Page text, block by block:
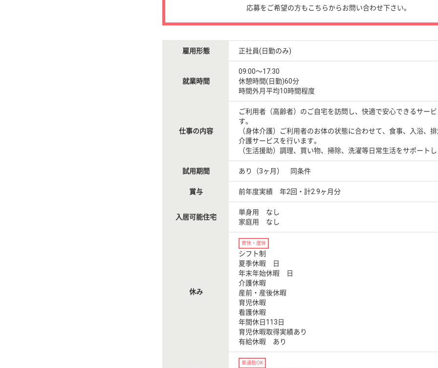
応募をご希望の方もこちらからお問い合わせ下さい。
雇用形態 正社員(日勤のみ)
就業時間
09:00〜17:30
休憩時間(日勤)60分
時間外月平均10時間程度
仕事の内容
ご利用者（高齢者）のご自宅を訪問し、快適で安心できるサー
す。
（身体介護）ご利用者のお体の状態に合わせて、食事、入浴、
介護サービスを行います。
（生活援助）調理、買い物、掃除、洗濯等日常生活をサポート
試用期間 あり（3ヶ月） 同条件
賞与 前年度実績 年2回・計2.9ヶ月分
入居可能住宅
単身用 なし
家庭用 なし
休み
育休・産休
シフト制
夏季休暇 日
年末年始休暇 日
介護休暇
産前・産後休暇
育児休暇
看護休暇
年間休日113日
育児休暇取得実績あり
有給休暇 あり
車通勤OK